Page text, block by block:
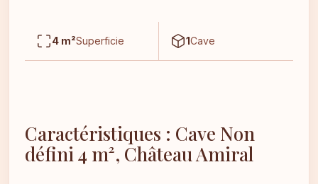
4 m²Superficie 1Cave
Caractéristiques : Cave Non
défini 4 m², Château Amiral